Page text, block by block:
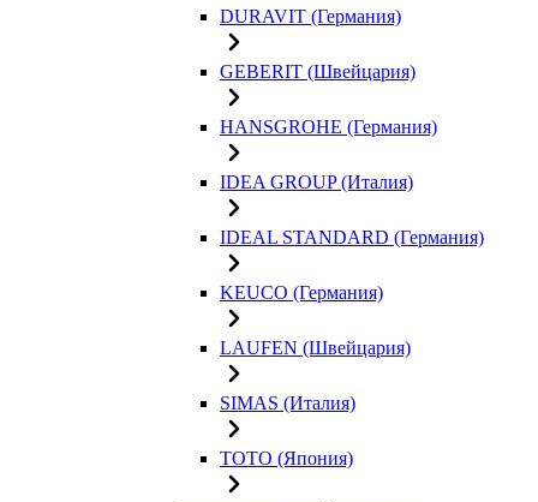
DURAVIT (Германия)
GEBERIT (Швейцария)
HANSGROHE (Германия)
IDEA GROUP (Италия)
IDEAL STANDARD (Германия)
KEUCO (Германия)
LAUFEN (Швейцария)
SIMAS (Италия)
TOTO (Япония)